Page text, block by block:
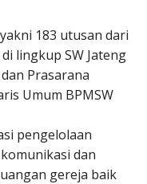
183 utusan dari
di lingkup SW Jateng
Prasarana
Umum BPMSW
pengelolaan
dan
gereja baik